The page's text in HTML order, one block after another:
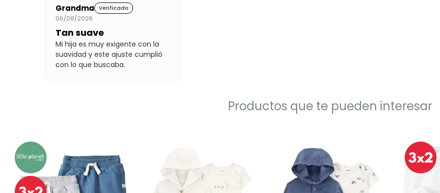
Grandma Verificado
06/08/2026
Tan suave
Mi hija es muy exigente con la
suavidad y este ajuste cumplió
con lo que buscaba.
Productos que te pueden interesar